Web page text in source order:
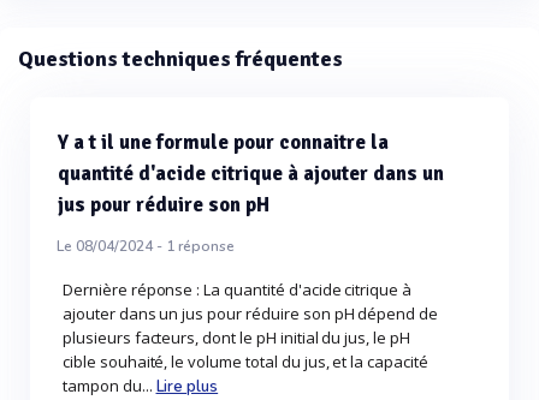
Questions techniques fréquentes
Y a t il une formule pour connaitre la
quantité d'acide citrique à ajouter dans un
jus pour réduire son pH
Le 08/04/2024 - 1réponse
Dernière réponse : La quantité d'acide citrique à
ajouter dans un jus pour réduire son pH dépend de
plusieurs facteurs, dont le pH initial du jus, le pH
cible souhaité, le volume total du jus, et la capacité
tampon du... Lire plus